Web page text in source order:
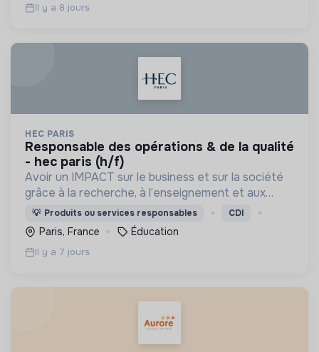
Il y a 8 jours
HEC PARIS
responsable des opérations & de la qualité
- hec paris (h/f)
Avoir un IMPACT sur le business et sur la société
grâce à la recherche, à l’enseignement et aux
actions que nous menons, et ainsi contribuer à un
monde plus inclusif, plus durable et plus prospère.
💡 Produits ou services responsables CDI
Paris, France Éducation
Il y a 7 jours